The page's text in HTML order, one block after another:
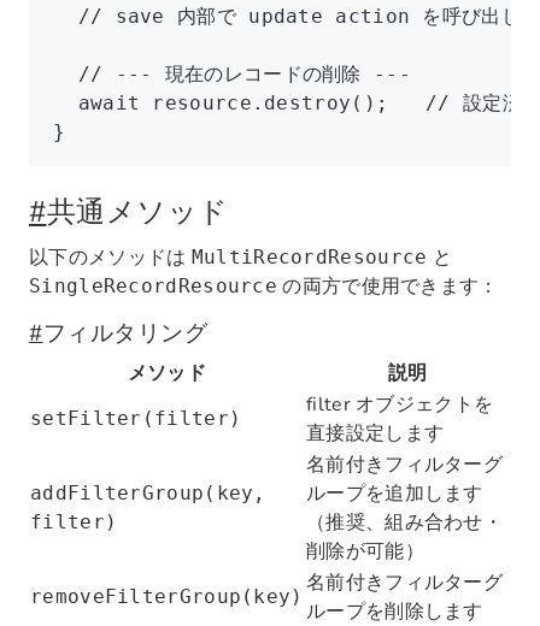
// save 内部で update action を呼び出し
  // --- 現在のレコードの削除 ---
  await
resource .destroy ();
// 設定済
}
#共通メソッド
以下のメソッドは MultiRecordResource と
SingleRecordResource の両方で使用できます：
#フィルタリング
メソッド 説明
setFilter(filter)
filter オブジェクトを
直接設定します
addFilterGroup(key,
filter)
名前付きフィルターグ
ループを追加します
（推奨、組み合わせ・
削除が可能）
removeFilterGroup(key)
名前付きフィルターグ
ループを削除します